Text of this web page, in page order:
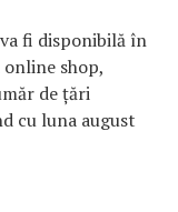
fi disponibilă în
shop,
de țări
cu luna august